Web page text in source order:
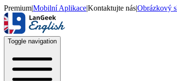
Premium|Mobilní Aplikace|Kontaktujte nás|Obrázkový
Toggle navigation